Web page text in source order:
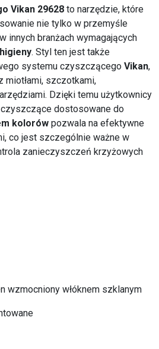
Vikan 29628 to narzędzie, które
nie tylko w przemyśle
innych branżach wymagających
. Styl ten jest także
systemu czyszczącego Vikan,
miotłami, szczotkami,
Dzięki temu użytkownicy
dostosowane do
kolorów pozwala na efektywne
co jest szczególnie ważne w
zanieczyszczeń krzyżowych
wzmocniony włóknem szklanym